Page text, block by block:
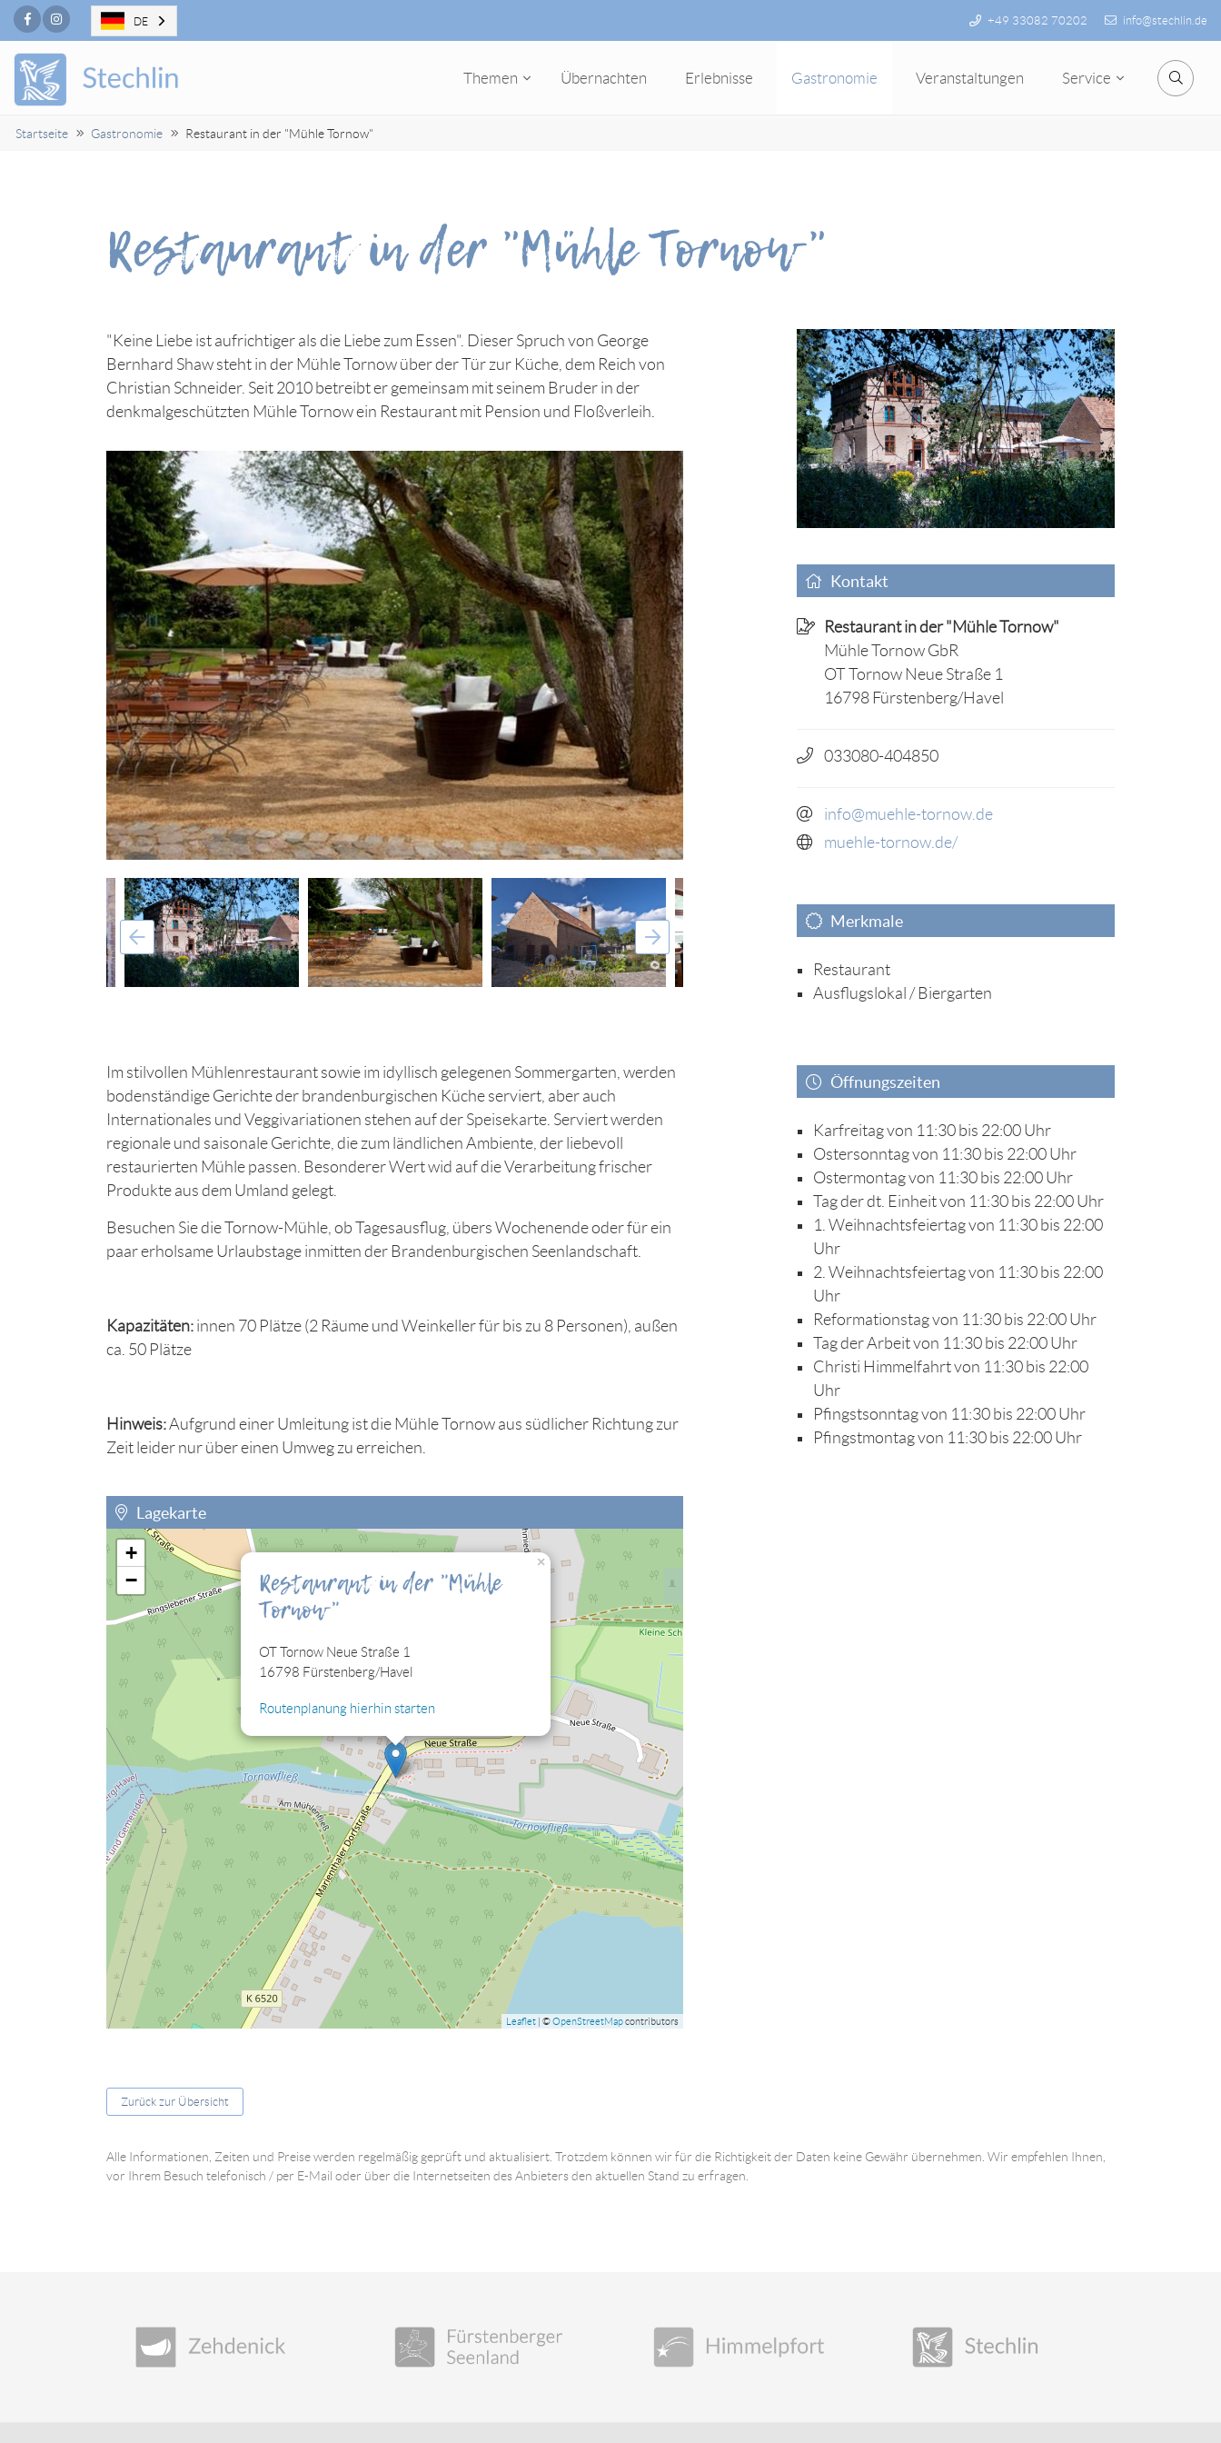
FacebookInstagram +49 33082 70202 info@stechlin.de
Themen Übernachten Erlebnisse Gastronomie Veranstaltungen Service Suche
Startseite Gastronomie Restaurant in der "Mühle Tornow"
Restaurant in der "Mühle Tornow"
"Keine Liebe ist aufrichtiger als die Liebe zum Essen". Dieser Spruch von George
Bernhard Shaw steht in der Mühle Tornow über der Tür zur Küche, dem Reich von
Christian Schneider. Seit 2010 betreibt er gemeinsam mit seinem Bruder in der
denkmalgeschützten Mühle Tornow ein Restaurant mit Pension und Floßverleih.
Im stilvollen Mühlenrestaurant sowie im idyllisch gelegenen Sommergarten, werden
bodenständige Gerichte der brandenburgischen Küche serviert, aber auch
Internationales und Veggivariationen stehen auf der Speisekarte. ​Serviert werden
regionale und saisonale Gerichte, die zum ländlichen Ambiente, der liebevoll
restaurierten Mühle passen. Besonderer Wert wid auf die Verarbeitung frischer
Produkte aus dem Umland gelegt.
Besuchen Sie die Tornow-Mühle, ob Tagesausflug, übers Wochenende oder für ein
paar erholsame Urlaubstage inmitten der Brandenburgischen Seenlandschaft.
Kapazitäten: innen 70 Plätze (2 Räume und Weinkeller für bis zu 8 Personen), außen
ca. 50 Plätze
Hinweis:Aufgrund einer Umleitung ist die Mühle Tornow aus südlicher Richtung zur
Zeit leider nur über einen Umweg zu erreichen.
Lagekarte
Sie müssen die Cookies der Kategorie "Personalisierung" zulassen, damit Sie die hier
eingebettete Lagekarte sehen können.
Cookies jetzt bearbeiten
Restaurant in der "Mühle
Tornow"
OT Tornow Neue Straße 1
16798 Fürstenberg/Havel
Routenplanung hierhin starten
×
+
−
Leaflet | ©OpenStreetMapcontributors
Kontakt
Restaurant in der "Mühle Tornow"
Mühle Tornow GbR
OT Tornow Neue Straße 1
16798 Fürstenberg/Havel
033080-404850
info@muehle-tornow.de
muehle-tornow.de/
Merkmale
Restaurant
Ausflugslokal / Biergarten
Öffnungszeiten
Karfreitag von 11:30 bis 22:00 Uhr
Ostersonntag von 11:30 bis 22:00 Uhr
Ostermontag von 11:30 bis 22:00 Uhr
Tag der dt. Einheit von 11:30 bis 22:00 Uhr
1. Weihnachtsfeiertag von 11:30 bis 22:00
Uhr
2. Weihnachtsfeiertag von 11:30 bis 22:00
Uhr
Reformationstag von 11:30 bis 22:00 Uhr
Tag der Arbeit von 11:30 bis 22:00 Uhr
Christi Himmelfahrt von 11:30 bis 22:00
Uhr
Pfingstsonntag von 11:30 bis 22:00 Uhr
Pfingstmontag von 11:30 bis 22:00 Uhr
Zurück zur Übersicht
Alle Informationen, Zeiten und Preise werden regelmäßig geprüft und aktualisiert. Trotzdem können wir für die Richtigkeit der Daten keine Gewähr übernehmen. Wir empfehlen Ihnen,
vor Ihrem Besuch telefonisch / per E-Mail oder über die Internetseiten des Anbieters den aktuellen Stand zu erfragen.
DE